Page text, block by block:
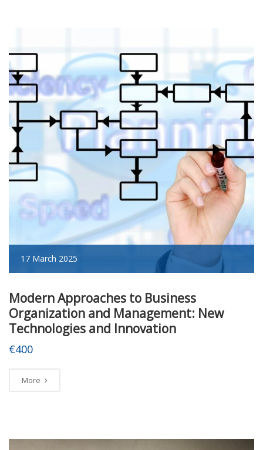
17 March 2025
Modern Approaches to Business
Organization and Management: New
Technologies and Innovation
€400
More